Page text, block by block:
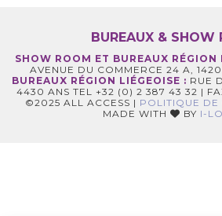
BUREAUX & SHOW
SHOW ROOM ET BUREAUX
AVENUE DU COMMERCE 24 A,
BUREAUX RÉGION LIÉGEOISE : RUE
4430 ANS TEL +32 (0) 2 387 43 32 |
©2025 ALL ACCESS | POLITIQUE DE
MADE WITH
BY I-